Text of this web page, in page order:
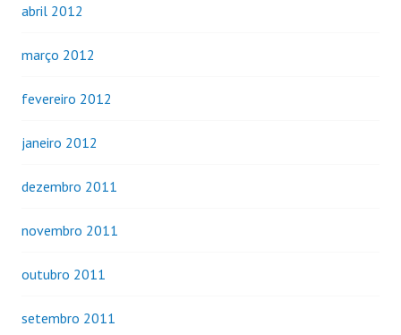
abril 2012
março 2012
fevereiro 2012
janeiro 2012
dezembro 2011
novembro 2011
outubro 2011
setembro 2011